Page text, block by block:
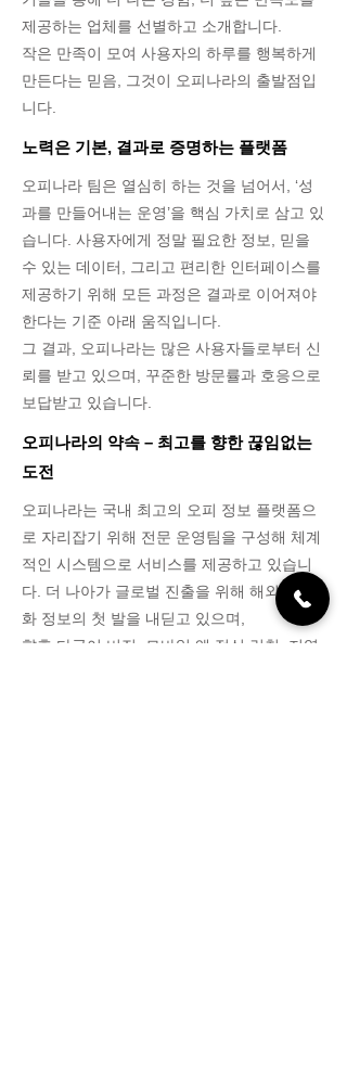
제공하는 업체를 선별하고 소개합니다.
작은 만족이 모여 사용자의 하루를 행복하게
만든다는 믿음, 그것이 오피나라의 출발점입
니다.
노력은 기본, 결과로 증명하는 플랫폼
오피나라 팀은 열심히 하는 것을 넘어서, ‘성
과를 만들어내는 운영’을 핵심 가치로 삼고 있
습니다. 사용자에게 정말 필요한 정보, 믿을
수 있는 데이터, 그리고 편리한 인터페이스를
제공하기 위해 모든 과정은 결과로 이어져야
한다는 기준 아래 움직입니다.
그 결과, 오피나라는 많은 사용자들로부터 신
뢰를 받고 있으며, 꾸준한 방문률과 호응으로
보답받고 있습니다.
오피나라의 약속 – 최고를 향한 끊임없는
도전
오피나라는 국내 최고의 오피 정보 플랫폼으
로 자리잡기 위해 전문 운영팀을 구성해 체계
적인 시스템으로 서비스를 제공하고 있습니
다. 더 나아가 글로벌 진출을 위해 해외 밤문
화 정보의 첫 발을 내딛고 있으며,
향후 다국어 버전, 모바일 앱 정식 런칭, 지역